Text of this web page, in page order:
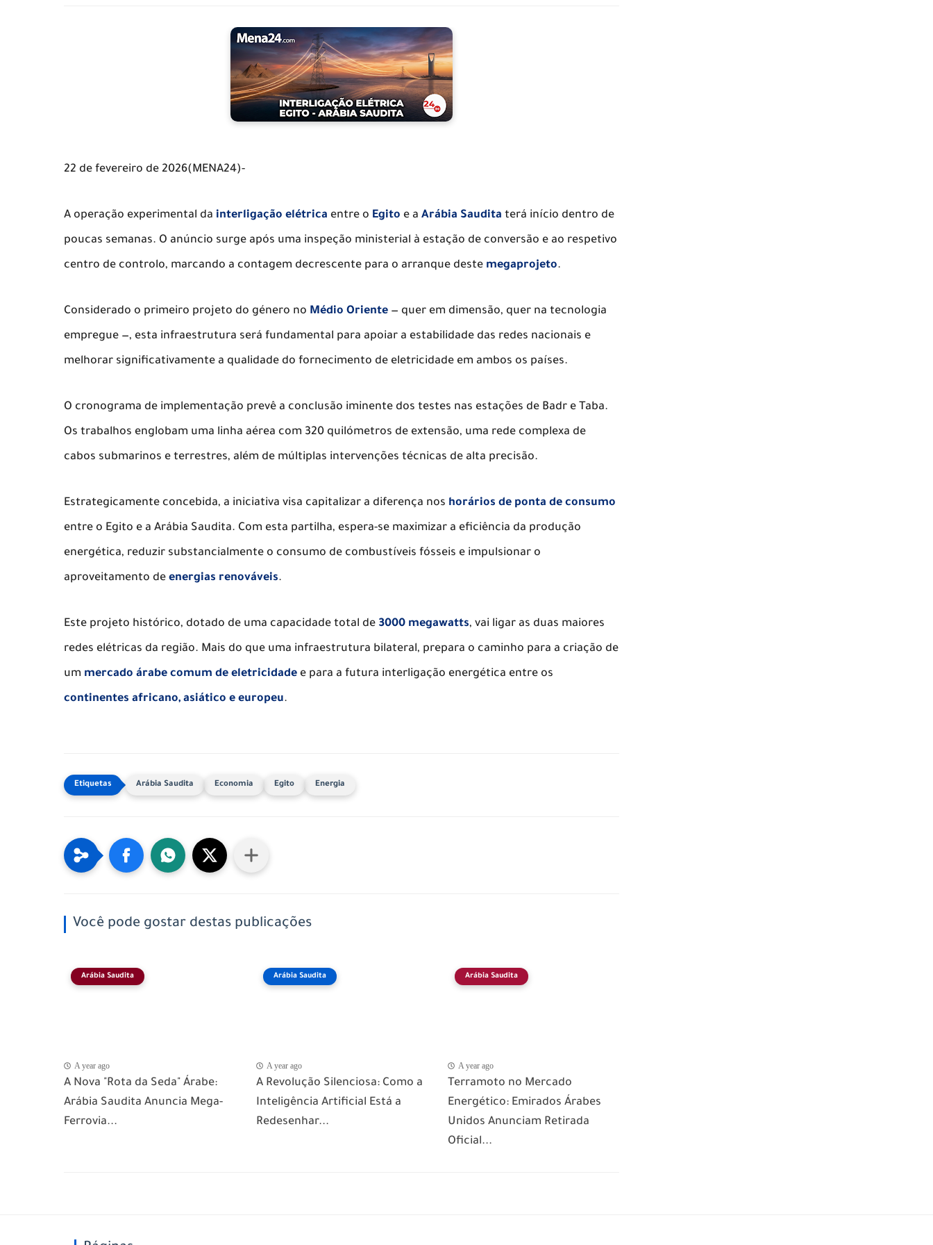
22 de fevereiro de 2026(MENA24)-
A operação experimental da interligação elétrica entre o Egito e a Arábia Saudita terá início dentro de
poucas semanas. O anúncio surge após uma inspeção ministerial à estação de conversão e ao respetivo
centro de controlo, marcando a contagem decrescente para o arranque deste megaprojeto.
​Considerado o primeiro projeto do género no Médio Oriente — quer em dimensão, quer na tecnologia
empregue —, esta infraestrutura será fundamental para apoiar a estabilidade das redes nacionais e
melhorar significativamente a qualidade do fornecimento de eletricidade em ambos os países.
​O cronograma de implementação prevê a conclusão iminente dos testes nas estações de Badr e Taba.
Os trabalhos englobam uma linha aérea com 320 quilómetros de extensão, uma rede complexa de
cabos submarinos e terrestres, além de múltiplas intervenções técnicas de alta precisão.
​Estrategicamente concebida, a iniciativa visa capitalizar a diferença nos horários de ponta de consumo
entre o Egito e a Arábia Saudita. Com esta partilha, espera-se maximizar a eficiência da produção
energética, reduzir substancialmente o consumo de combustíveis fósseis e impulsionar o
aproveitamento de energias renováveis.
​Este projeto histórico, dotado de uma capacidade total de 3000 megawatts, vai ligar as duas maiores
redes elétricas da região. Mais do que uma infraestrutura bilateral, prepara o caminho para a criação de
um mercado árabe comum de eletricidade e para a futura interligação energética entre os
continentes africano, asiático e europeu.
Arábia Saudita Economia Egito Energia
Você pode gostar destas publicações
Arábia Saudita
A year ago
​A Nova "Rota da Seda" Árabe:
Arábia Saudita Anuncia Mega-
Ferrovia...
Arábia Saudita
A year ago
​A Revolução Silenciosa: Como a
Inteligência Artificial Está a
Redesenhar...
Arábia Saudita
A year ago
Terramoto no Mercado
Energético: Emirados Árabes
Unidos Anunciam Retirada
Oficial...